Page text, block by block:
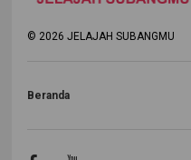
© 2026 JELAJAH SUBANGMU
Beranda